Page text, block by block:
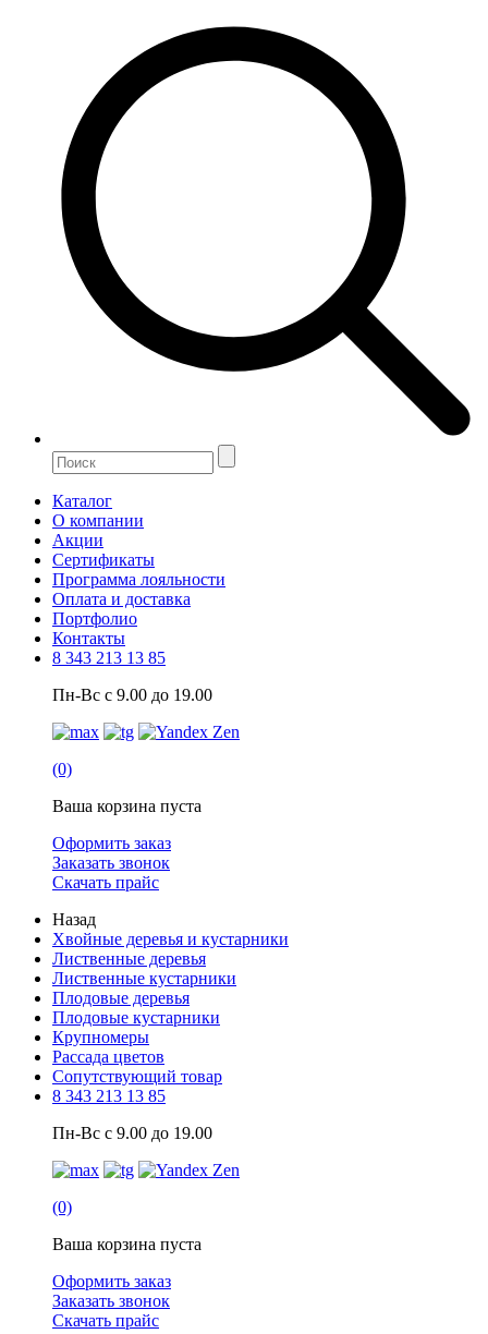
Каталог
О компании
Акции
Сертификаты
Программа лояльности
Оплата и доставка
Портфолио
Контакты
8 343 213 13 85
Пн-Вс с 9.00 до 19.00
(0)
Ваша корзина пуста
Оформить заказ
Заказать звонок
Скачать прайс
Назад
Хвойные деревья и кустарники
Лиственные деревья
Лиственные кустарники
Плодовые деревья
Плодовые кустарники
Крупномеры
Рассада цветов
Сопутствующий товар
8 343 213 13 85
Пн-Вс с 9.00 до 19.00
(0)
Ваша корзина пуста
Оформить заказ
Заказать звонок
Скачать прайс